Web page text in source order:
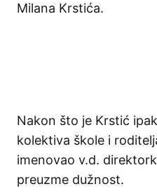
Milana Krstića.
Nakon što je Krstić
kolektiva škole i
imenovao v.d.
preuzme dužnost.